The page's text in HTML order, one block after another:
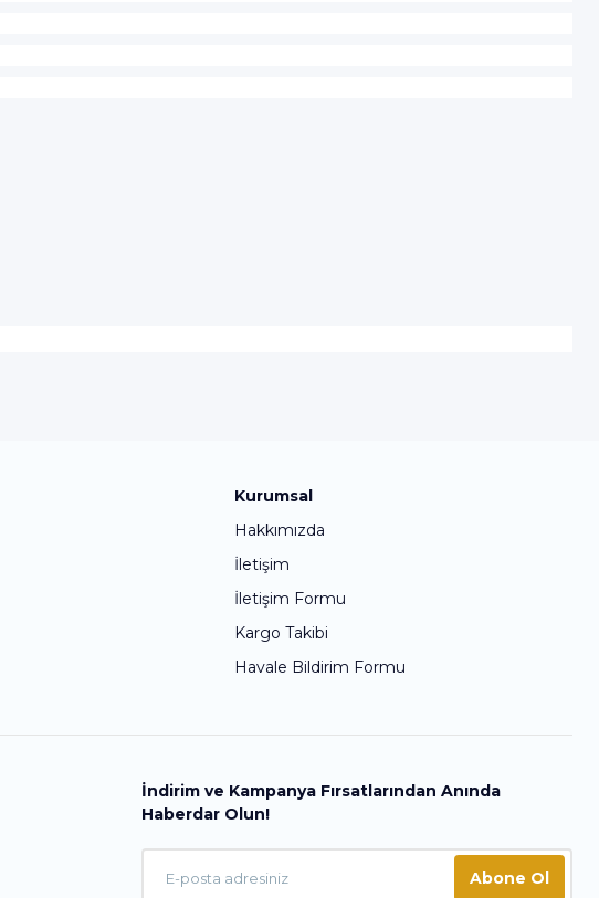
Kurumsal
Hakkımızda
İletişim
İletişim Formu
Kargo Takibi
Havale Bildirim Formu
İndirim ve Kampanya Fırsatlarından Anında
Haberdar Olun!
Abone Ol